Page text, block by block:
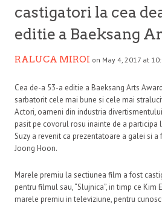
castigatori la cea
editie a Baeksang
RALUCA MIROI on May 4, 2017 at
Cea de-a 53-a editie a Baeksang Arts
sarbatorit cele mai bune si cele mai
Actori, oameni din industria
pasit pe covorul rosu inainte de a participa
Suzy a revenit ca prezentatoare a galei si
Joong Hoon.
Marele premiu la sectiunea film a fost
pentru filmul sau, “Slujnica”, in timp ce Kim
marele premiu in televiziune, pentru